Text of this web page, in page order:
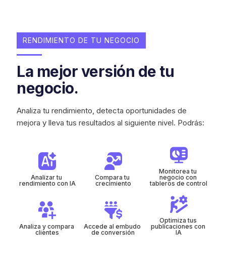
RENDIMIENTO DE TU NEGOCIO
La mejor versión de tu
negocio.
Analiza tu rendimiento, detecta oportunidades de
mejora y lleva tus resultados al siguiente nivel. Podrás:
Analizar tu
rendimiento con IA
Compara tu
crecimiento
Monitorea tu
negocio con
tableros de control
Analiza y compara
clientes
Accede al embudo
de conversión
Optimiza tus
publicaciones con
IA